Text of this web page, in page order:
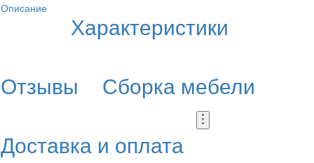
Описание
Характеристики
Отзывы
Сборка мебели
Доставка и оплата